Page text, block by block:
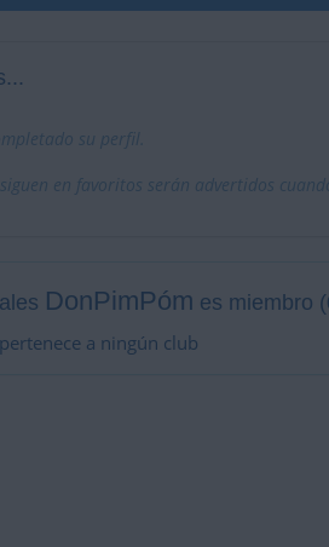
su perfil.
en favoritos serán advertidos
DonPimPóm es miembro
a ningún club